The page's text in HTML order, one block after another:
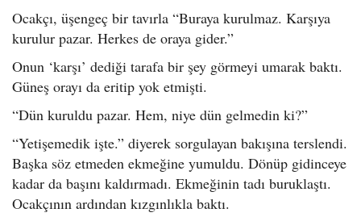
Ocakçı, üşengeç bir tavırla “Buraya kurulmaz. Karşıya
kurulur pazar. Herkes de oraya gider.”
Onun ‘karşı’ dediği tarafa bir şey görmeyi umarak baktı.
Güneş orayı da eritip yok etmişti.
“Dün kuruldu pazar. Hem, niye dün gelmedin ki?”
“Yetişemedik işte.” diyerek sorgulayan bakışına terslendi.
Başka söz etmeden ekmeğine yumuldu. Dönüp gidinceye
kadar da başını kaldırmadı. Ekmeğinin tadı buruklaştı.
Ocakçının ardından kızgınlıkla baktı.